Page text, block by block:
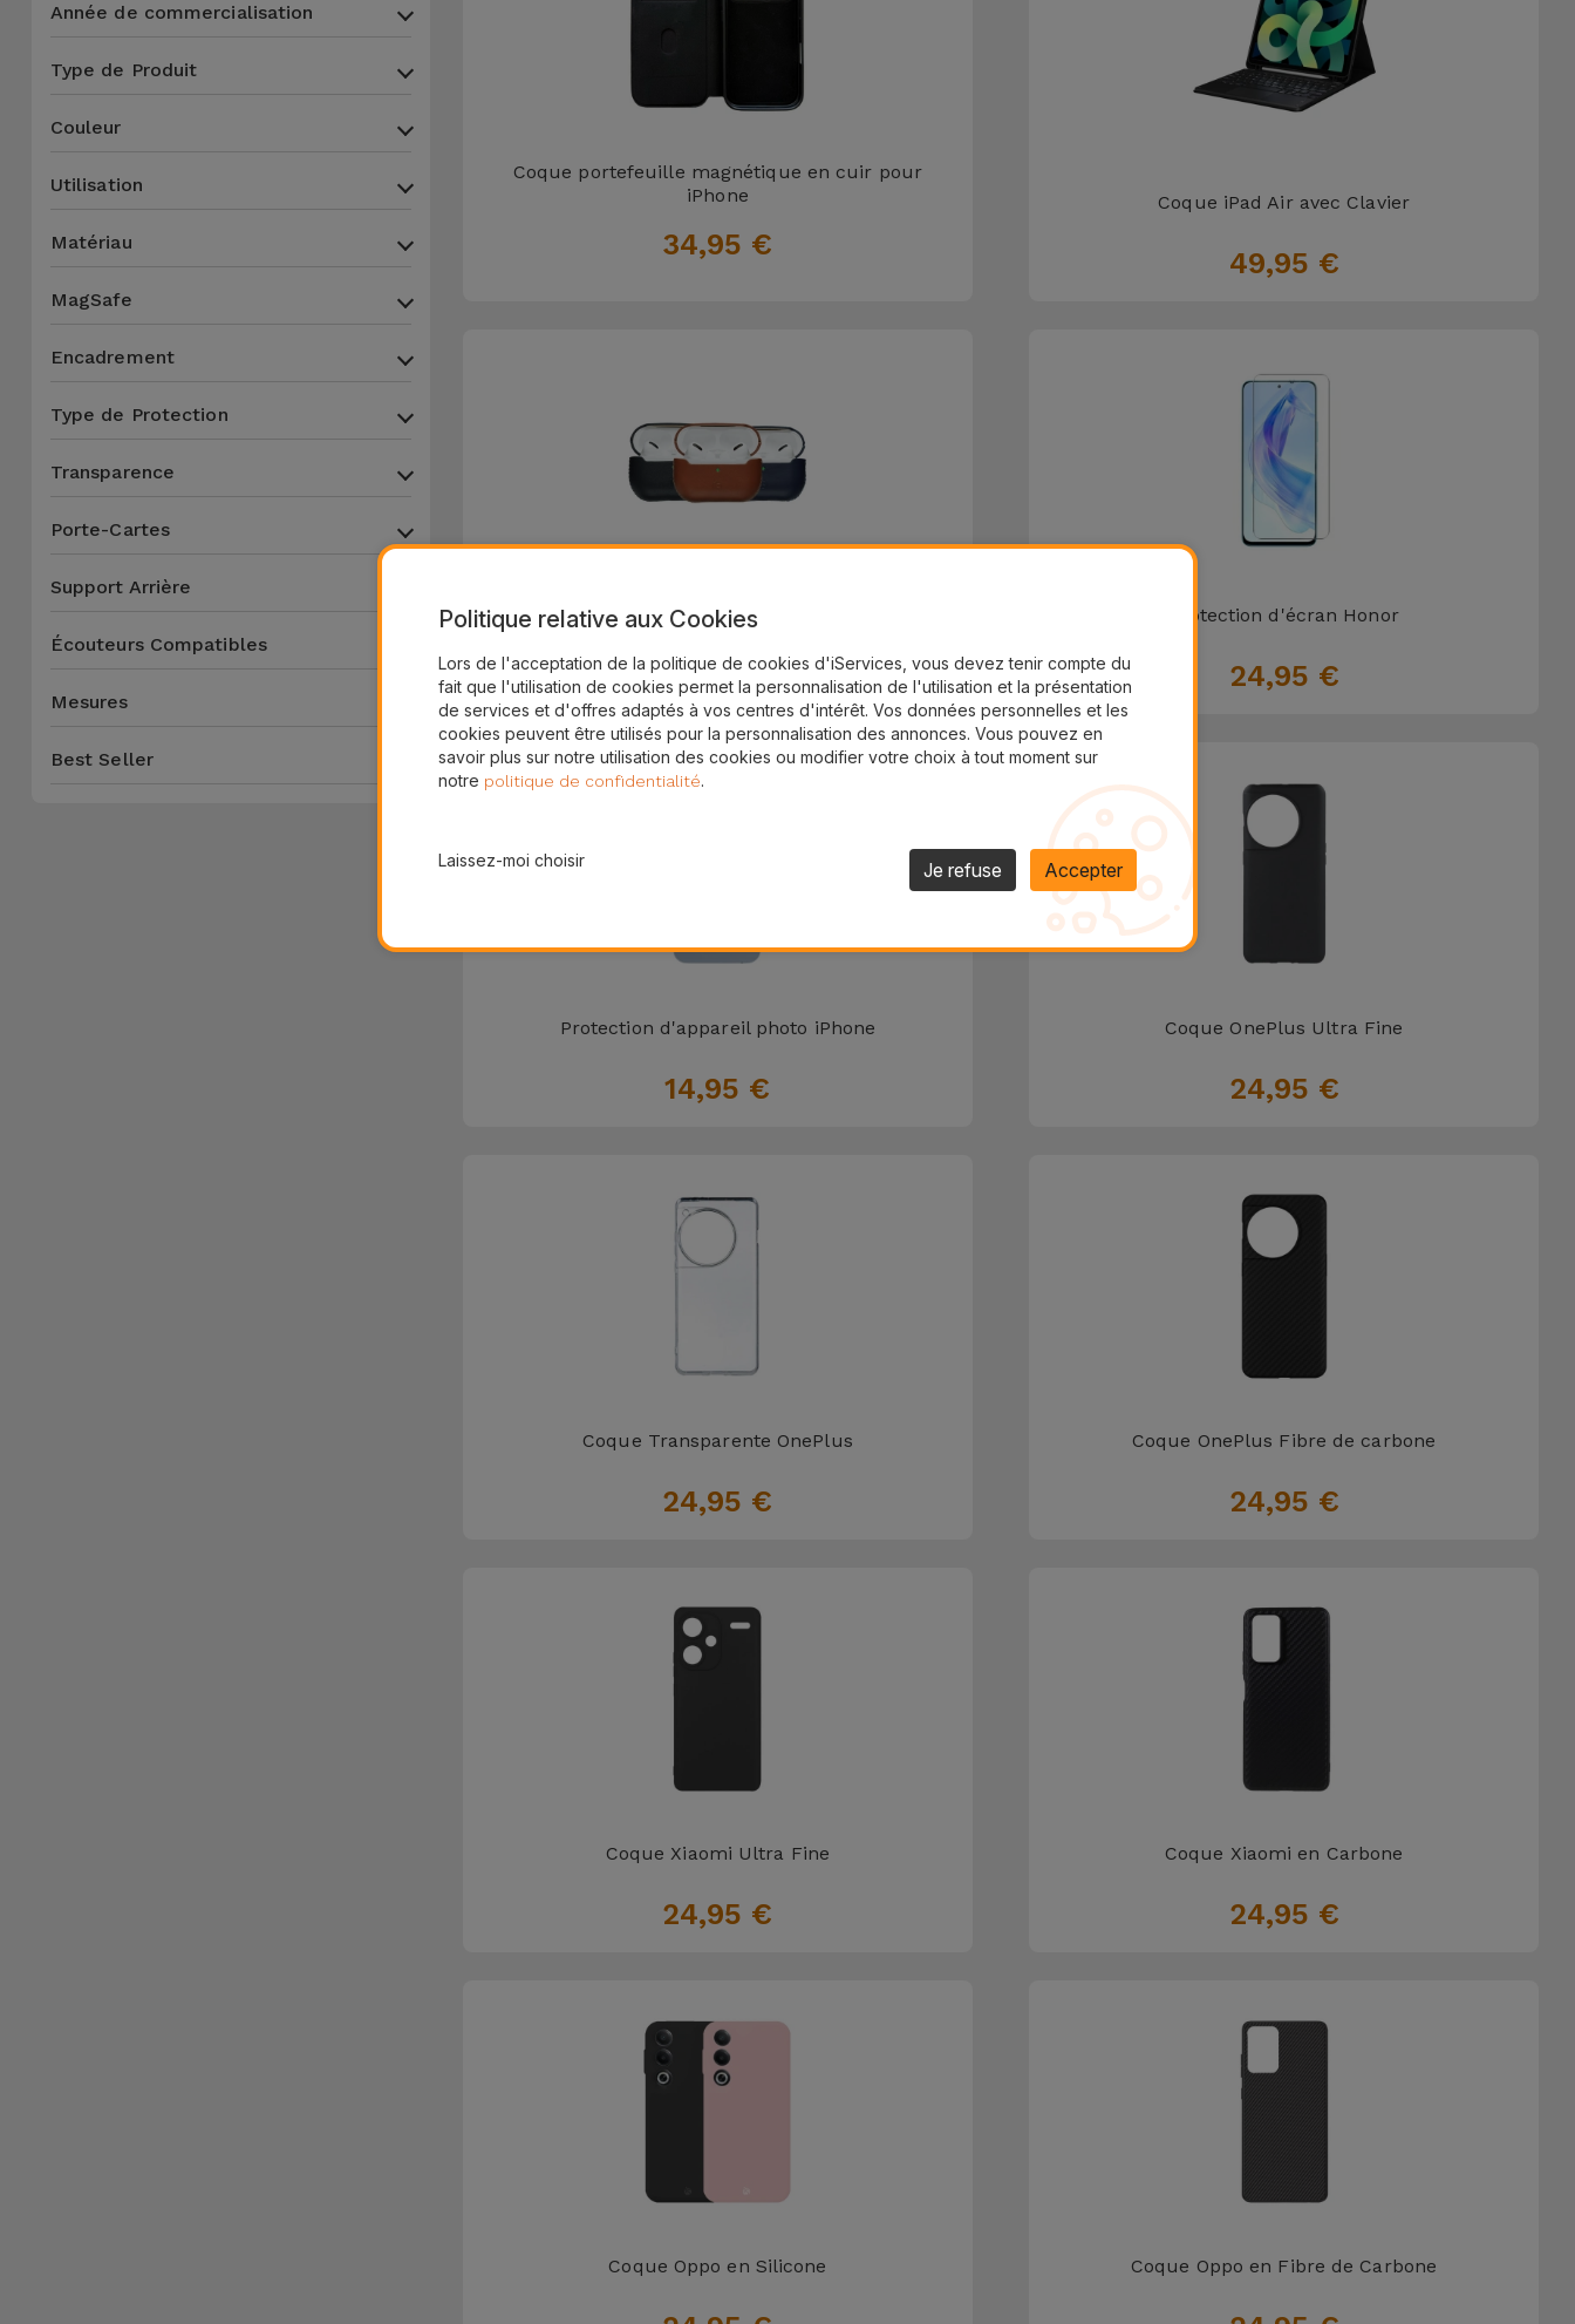
iPad et
Kids
Voir
Année de commercialisation
Type de Produit
Couleur
Utilisation
Matériau
MagSafe
Encadrement
Type de Protection
Transparence
Porte-Cartes
Support Arrière
Écouteurs Compatibles
Mesures
Best Seller
Coque portefeuille magnétique en cuir pour
iPhone
34,95 €
Coque iPad Air avec Clavier
49,95 €
Coque AirPods Pro 2 en Cuir
24,95 €
Protection d'écran Honor
24,95 €
Protection d'appareil photo iPhone
14,95 €
Coque OnePlus Ultra Fine
24,95 €
Coque Transparente OnePlus
24,95 €
Coque OnePlus Fibre de carbone
24,95 €
Coque Xiaomi Ultra Fine
24,95 €
Coque Xiaomi en Carbone
24,95 €
Coque Oppo en Silicone Coque Oppo en Fibre de Carbone
Politique relative aux Cookies
Lors de l'acceptation de la politique de cookies d'iServices, vous devez tenir compte du
fait que l'utilisation de cookies permet la personnalisation de l'utilisation et la présentation
de services et d'offres adaptés à vos centres d'intérêt. Vos données personnelles et les
cookies peuvent être utilisés pour la personnalisation des annonces. Vous pouvez en
savoir plus sur notre utilisation des cookies ou modifier votre choix à tout moment sur
notre politique de confidentialité.
Laissez-moi choisir Je refuse Accepter